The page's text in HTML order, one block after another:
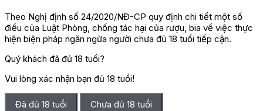
Theo Nghị định số 24/2020/NĐ-CP quy định chi tiết một số
điều của Luật Phòng, chống tác hại của rượu, bia về việc thực
hiện biện pháp ngăn ngừa người chưa đủ 18 tuổi tiếp cận.
Quý khách đã đủ 18 tuổi?
Vui lòng xác nhận bạn đủ 18 tuổi!
Đã đủ 18 tuổi Chưa đủ 18 tuổi